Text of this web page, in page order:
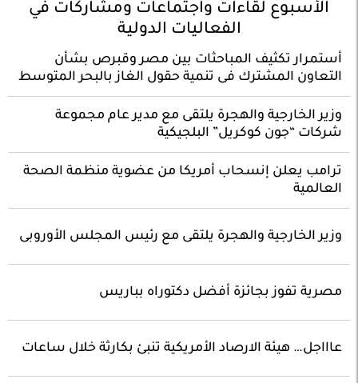
الأسبوع لقاءات واجتماعات ومشاركات في
الفعاليات الدولية
أستمرار تكثيف المباحثات بين مصر وقبرص بشأن
التعاون المشترك فى تنمية حقول الغاز بالبحر المتوسط
وزير الخارجية والهجرة يلتقى مع مدير عام مجموعة
شركات “جون كوكريل” البلجيكية
ترامب يعلن إنسحاب أمريكا من عضوية منظمة الصحة
العالمية
وزير الخارجية والهجرة يلتقى مع رئيس المجلس الأوروبى
مصرية تفوز بجائزة أفضل دكتوراه بباريس
عاااجل… هيئة الارصاد الأمريكية تنبئ بكارثة خلال ساعات